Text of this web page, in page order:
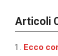
Articoli
Ecco